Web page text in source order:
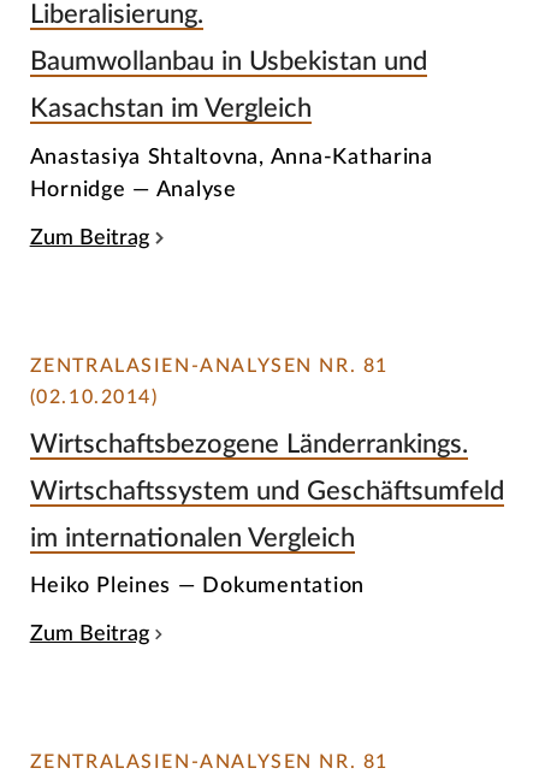
Liberalisierung.
Baumwollanbau in Usbekistan und
Kasachstan im Vergleich
Anastasiya Shtaltovna, Anna-Katharina
Hornidge — Analyse
Zum Beitrag
ZENTRALASIEN-ANALYSEN NR. 81
(02.10.2014)
Wirtschaftsbezogene Länderrankings.
Wirtschaftssystem und Geschäftsumfeld
im internationalen Vergleich
Heiko Pleines — Dokumentation
Zum Beitrag
ZENTRALASIEN-ANALYSEN NR. 81